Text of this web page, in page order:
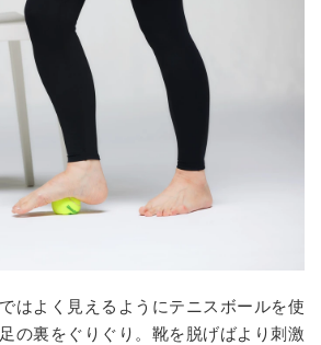
はよく見えるようにテニスボールを使
の裏をぐりぐり。靴を脱げばより刺激